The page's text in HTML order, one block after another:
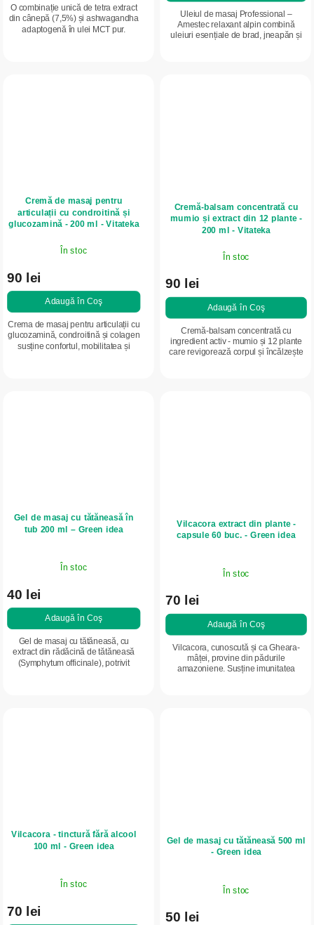
O combinație unică de tetra extract
din cânepă (7,5%) și ashwagandha
adaptogenă în ulei MCT pur.
Uleiul de masaj Professional –
Amestec relaxant alpin combină
uleiuri esențiale de brad, jneapăn și
Cremă de masaj pentru
articulații cu condroitină și
glucozamină - 200 ml - Vitateka
În stoc
90 lei
Adaugă în Coş
Crema de masaj pentru articulații cu
glucozamină, condroitină și colagen
susține confortul, mobilitatea și
Cremă-balsam concentrată cu
mumio și extract din 12 plante -
200 ml - Vitateka
În stoc
90 lei
Adaugă în Coş
Cremă-balsam concentrată cu
ingredient activ - mumio și 12 plante
care revigorează corpul și încălzește
Gel de masaj cu tătăneasă în
tub 200 ml – Green idea
În stoc
40 lei
Adaugă în Coş
Gel de masaj cu tătăneasă, cu
extract din rădăcină de tătăneasă
(Symphytum officinale), potrivit
Vilcacora extract din plante -
capsule 60 buc. - Green idea
În stoc
70 lei
Adaugă în Coş
Vilcacora, cunoscută și ca Gheara-
mâței, provine din pădurile
amazoniene. Susține imunitatea
Vilcacora - tinctură fără alcool
100 ml - Green idea
În stoc
70 lei
Gel de masaj cu tătăneasă 500 ml
- Green idea
În stoc
50 lei